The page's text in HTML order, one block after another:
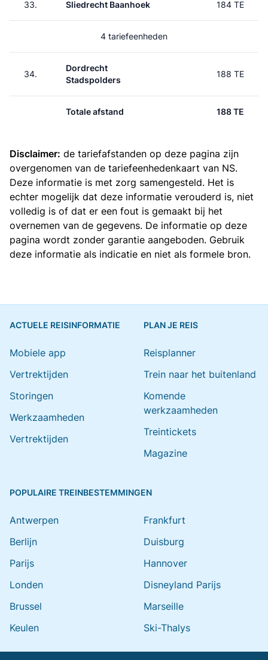
33. Sliedrecht Baanhoek 184 TE
4 tariefeenheden
34.
Dordrecht
Stadspolders
188 TE
Totale afstand 188 TE
Disclaimer: de tariefafstanden op deze pagina zijn
overgenomen van de tariefeenhedenkaart van NS.
Deze informatie is met zorg samengesteld. Het is
echter mogelijk dat deze informatie verouderd is, niet
volledig is of dat er een fout is gemaakt bij het
overnemen van de gegevens. De informatie op deze
pagina wordt zonder garantie aangeboden. Gebruik
deze informatie als indicatie en niet als formele bron.
ACTUELE REISINFORMATIE
Mobiele app
Vertrektijden
Storingen
Werkzaamheden
Vertrektijden
PLAN JE REIS
Reisplanner
Trein naar het buitenland
Komende
werkzaamheden
Treintickets
Magazine
POPULAIRE TREINBESTEMMINGEN
Antwerpen
Berlijn
Parijs
Londen
Brussel
Keulen
Frankfurt
Duisburg
Hannover
Disneyland Parijs
Marseille
Ski-Thalys